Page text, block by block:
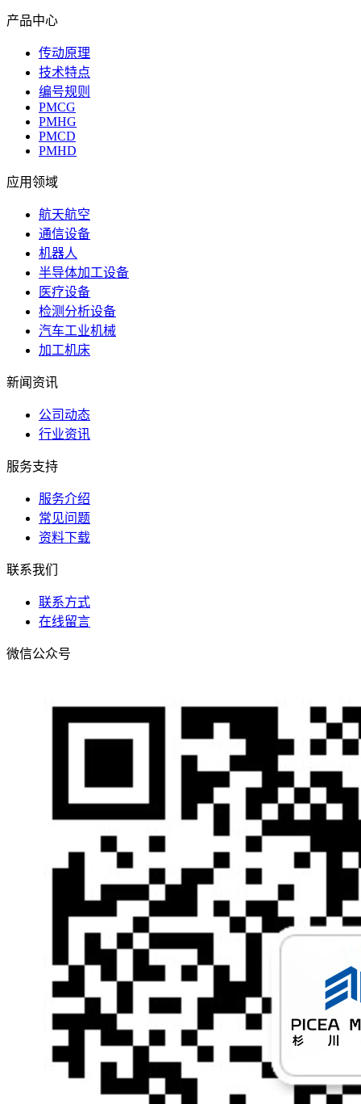
产品中心
传动原理
技术特点
编号规则
PMCG
PMHG
PMCD
PMHD
应用领域
航天航空
通信设备
机器人
半导体加工设备
医疗设备
检测分析设备
汽车工业机械
加工机床
新闻资讯
公司动态
行业资讯
服务支持
服务介绍
常见问题
资料下载
联系我们
联系方式
在线留言
微信公众号